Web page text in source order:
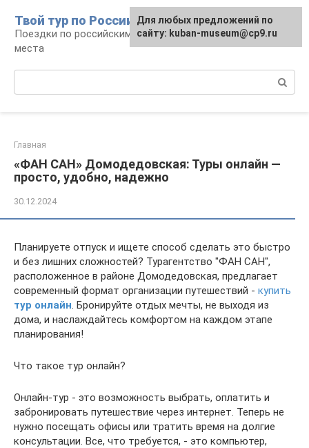
контенту
Твой тур по России
Поездки по российским городам, маршруты и
места
Главная
«ФАН САН» Домодедовская: Туры онлайн —
просто, удобно, надежно
30.12.2024
Планируете отпуск и ищете способ сделать это быстро
и без лишних сложностей? Турагентство "ФАН САН",
расположенное в районе Домодедовская, предлагает
современный формат организации путешествий - купить
тур онлайн. Бронируйте отдых мечты, не выходя из
дома, и наслаждайтесь комфортом на каждом этапе
планирования!
Что такое тур онлайн?
Онлайн-тур - это возможность выбрать, оплатить и
забронировать путешествие через интернет. Теперь не
нужно посещать офисы или тратить время на долгие
консультации. Все, что требуется, - это компьютер,
Для любых предложений по
сайту: kuban-museum@cp9.ru